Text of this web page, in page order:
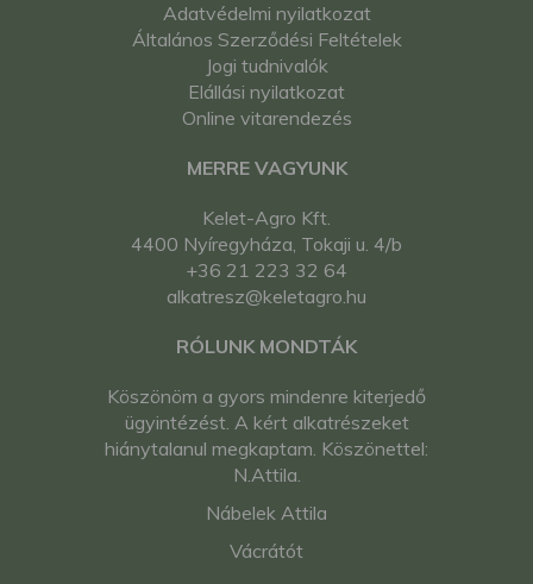
Adatvédelmi nyilatkozat
Általános Szerződési Feltételek
Jogi tudnivalók
Elállási nyilatkozat
Online vitarendezés
MERRE VAGYUNK
Kelet-Agro Kft.
4400 Nyíregyháza, Tokaji u. 4/b
+36 21 223 32 64
alkatresz@keletagro.hu
RÓLUNK MONDTÁK
Köszönöm a gyors mindenre kiterjedő
ügyintézést. A kért alkatrészeket
hiánytalanul megkaptam. Köszönettel:
N.Attila.
Nábelek Attila
Vácrátót